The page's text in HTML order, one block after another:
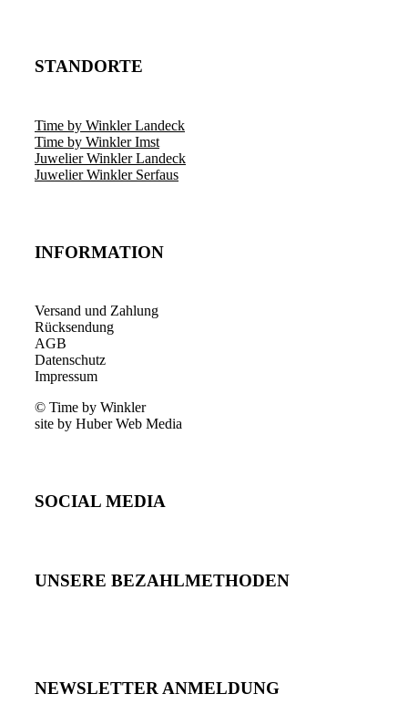
STANDORTE
Time by Winkler Landeck
Time by Winkler Imst
Juwelier Winkler Landeck
Juwelier Winkler Serfaus
INFORMATION
Versand und Zahlung
Rücksendung
AGB
Datenschutz
Impressum
© Time by Winkler
site by Huber Web Media
SOCIAL MEDIA
UNSERE BEZAHLMETHODEN
NEWSLETTER ANMELDUNG